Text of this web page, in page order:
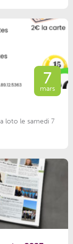
7
mars
loto le samedi 7